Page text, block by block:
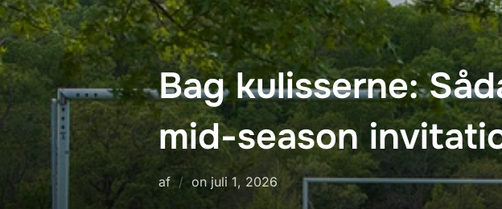
Bag kulisserne:
mid-season
af onUdgivet
d.
juli 1, 2026